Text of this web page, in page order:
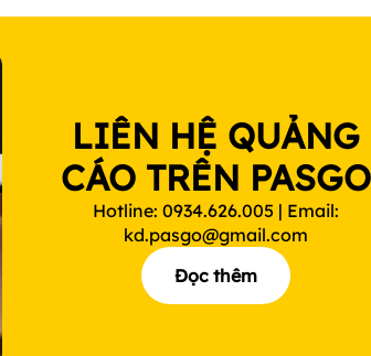
LIÊN HỆ QUẢNG
CÁO TRÊN PASGO
Hotline: 0934.626.005 | Email:
kd.pasgo@gmail.com
Đọc thêm